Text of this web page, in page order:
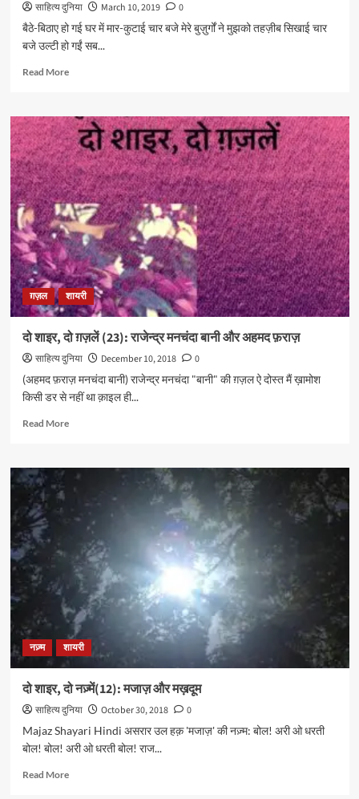
साहित्य दुनिया March 10, 2019
0
बैठे-बिठाए हो गई घर में मार-कुटाई चार बजे मेरे बुज़ुर्गों ने मुझको तहज़ीब सिखाई चार
बजे उल्टी हो गईं सब...
Read MoreRead
‘मेरे
बुज़ुर्गों
ने
मुझको
तहज़ीब
सिखाई
चार
बजे’
ग़ज़ल शायरी
दो शाइर, दो ग़ज़लें (23): राजेन्द्र मनचंदा बानी और अहमद फ़राज़
साहित्य दुनिया December 10, 2018
0
(अहमद फ़राज़ मनचंदा बानी) राजेन्द्र मनचंदा "बानी" की ग़ज़ल ऐ दोस्त मैं ख़ामोश
किसी डर से नहीं था क़ाइल ही...
Read MoreRead
दो
शाइर,
(23):
राजेन्द्र
मनचंदा
बानी
अहमद
फ़राज़
नज़्म शायरी
दो शाइर, दो नज़्में(12): मजाज़ और मख़दूम
साहित्य दुनिया October 30, 2018
0
Majaz Shayari Hindi असरार उल हक़ 'मजाज़' की नज़्म: बोल! अरी ओ धरती
बोल! बोल! अरी ओ धरती बोल! राज...
Read MoreRead